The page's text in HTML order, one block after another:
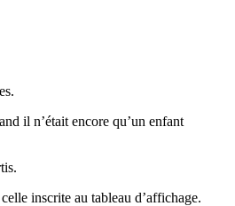
il n’était encore qu’un enfant
inscrite au tableau d’affichage.